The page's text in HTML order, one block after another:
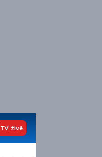
TV živě